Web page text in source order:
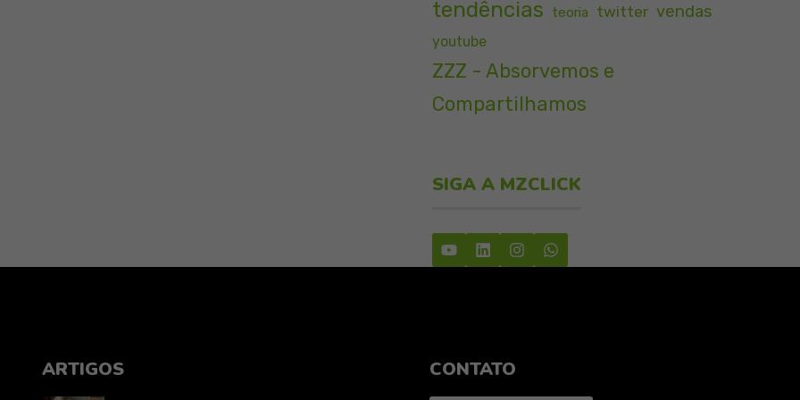
tendências teoria twitter vendas
youtube
ZZZ - Absorvemos e
Compartilhamos
SIGA A MZCLICK
ARTIGOS CONTATO